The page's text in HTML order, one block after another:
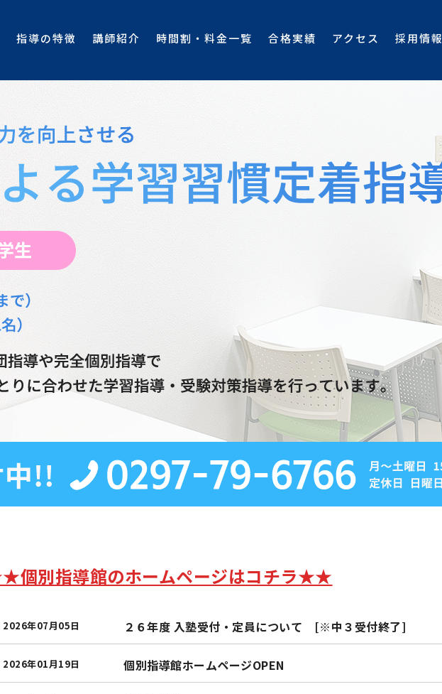
指導の特徴 講師紹介 時間割・料金一覧 合格実績 アクセス 採用情報
個別指導館のホームページはコチラ★★
2026年07月05日 ２６年度 入塾受付・定員について [※中３受付終了]
2026年01月19日 個別指導館ホームページOPEN